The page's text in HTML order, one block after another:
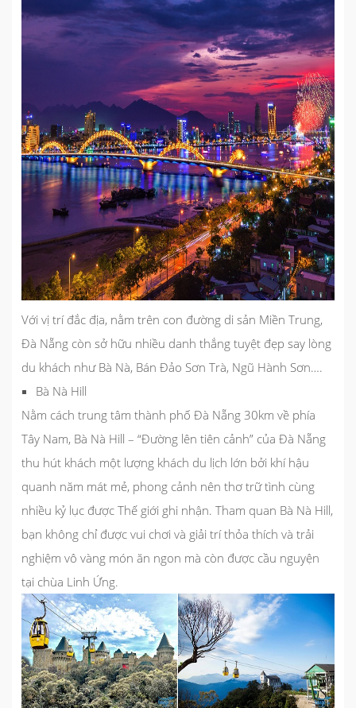
Với vị trí đắc địa, nằm trên con đường di sản Miền Trung,
Đà Nẵng còn sở hữu nhiều danh thắng tuyệt đẹp say lòng
du khách như Bà Nà, Bán Đảo Sơn Trà, Ngũ Hành Sơn….
Bà Nà Hill
Nằm cách trung tâm thành phố Đà Nẵng 30km về phía
Tây Nam, Bà Nà Hill – “Đường lên tiên cảnh” của Đà Nẵng
thu hút khách một lượng khách du lịch lớn bởi khí hậu
quanh năm mát mẻ, phong cảnh nên thơ trữ tình cùng
nhiều kỷ lục được Thế giới ghi nhận. Tham quan Bà Nà Hill,
bạn không chỉ được vui chơi và giải trí thỏa thích và trải
nghiệm vô vàng món ăn ngon mà còn được cầu nguyện
tại chùa Linh Ứng.